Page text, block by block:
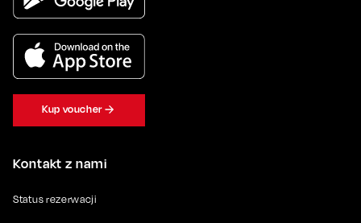
Kontakt z nami
Status rezerwacji
Kup voucher